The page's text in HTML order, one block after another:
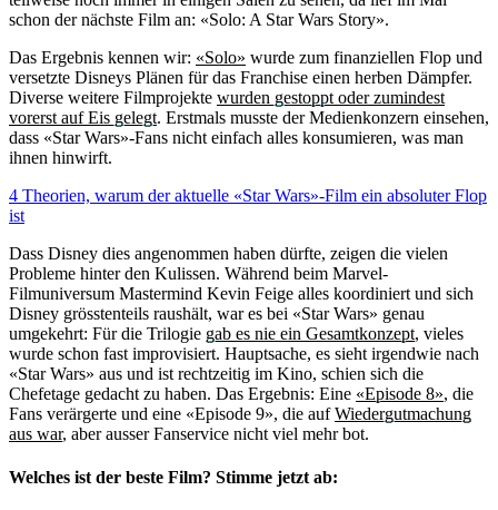
schon der nächste Film an: «Solo: A Star Wars Story».
Das Ergebnis kennen wir: «Solo» wurde zum finanziellen Flop und
versetzte Disneys Plänen für das Franchise einen herben Dämpfer.
Diverse weitere Filmprojekte wurden gestoppt oder zumindest
vorerst auf Eis gelegt. Erstmals musste der Medienkonzern einsehen,
dass «Star Wars»-Fans nicht einfach alles konsumieren, was man
ihnen hinwirft.
4 Theorien, warum der aktuelle «Star Wars»-Film ein absoluter Flop
ist
Dass Disney dies angenommen haben dürfte, zeigen die vielen
Probleme hinter den Kulissen. Während beim Marvel-
Filmuniversum Mastermind Kevin Feige alles koordiniert und sich
Disney grösstenteils raushält, war es bei «Star Wars» genau
umgekehrt: Für die Trilogie gab es nie ein Gesamtkonzept, vieles
wurde schon fast improvisiert. Hauptsache, es sieht irgendwie nach
«Star Wars» aus und ist rechtzeitig im Kino, schien sich die
Chefetage gedacht zu haben. Das Ergebnis: Eine «Episode 8», die
Fans verärgerte und eine «Episode 9», die aufWiedergutmachung
aus war, aber ausser Fanservice nicht viel mehr bot.
Welches ist der beste Film? Stimme jetzt ab: